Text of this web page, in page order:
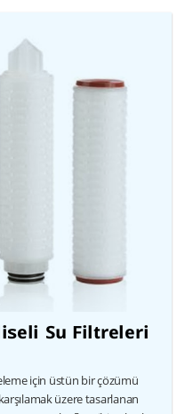
Su Filtreleri
için üstün bir çözümü
üzere tasarlanan